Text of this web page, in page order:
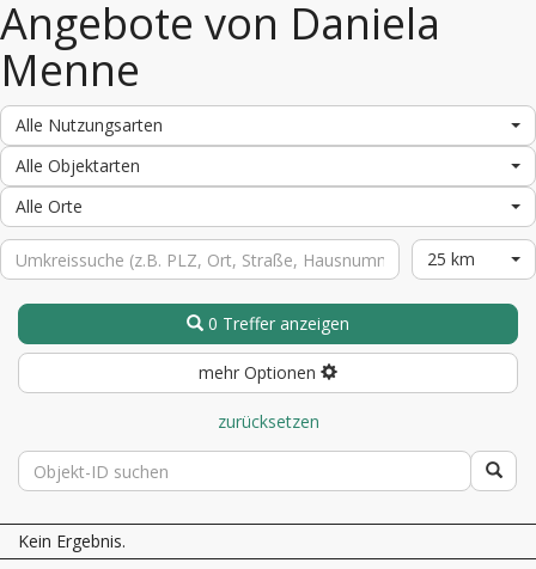
Angebote von Daniela
Menne
Alle Nutzungsarten
Alle Objektarten
Alle Orte
25 km
0 Treffer anzeigen
mehr Optionen
zurücksetzen
Kein Ergebnis.